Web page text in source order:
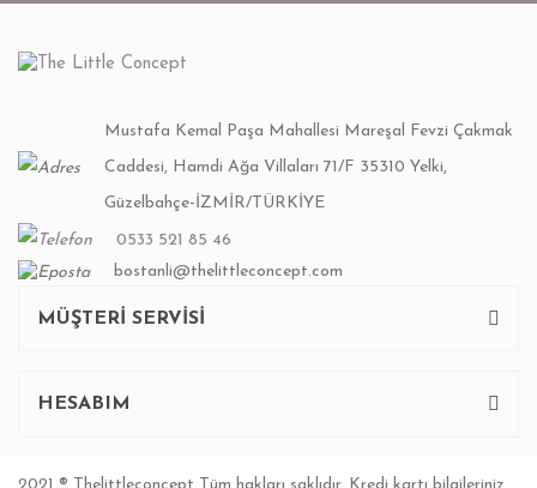
Mustafa Kemal Paşa Mahallesi Mareşal Fevzi Çakmak
Caddesi, Hamdi Ağa Villaları 71/F 35310 Yelki,
Güzelbahçe-İZMİR/TÜRKİYE
0533 521 85 46
bostanli@thelittleconcept.com
MÜŞTERİ SERVİSİ
HESABIM